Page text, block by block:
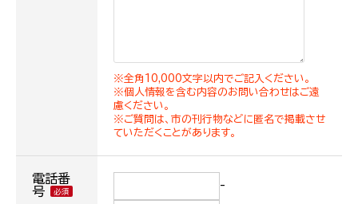
※全角10,000文字以内でご記入ください。
※個人情報を含む内容のお問い合わせはご遠
慮ください。
※ご質問は、市の刊行物などに匿名で掲載させ
ていただくことがあります。
電話番
号
-